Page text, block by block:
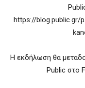
https://
Η εκδήλωση θα
Public στο